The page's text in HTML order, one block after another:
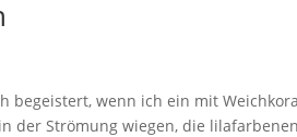
begeistert, wenn ich ein mit
der Strömung wiegen, die